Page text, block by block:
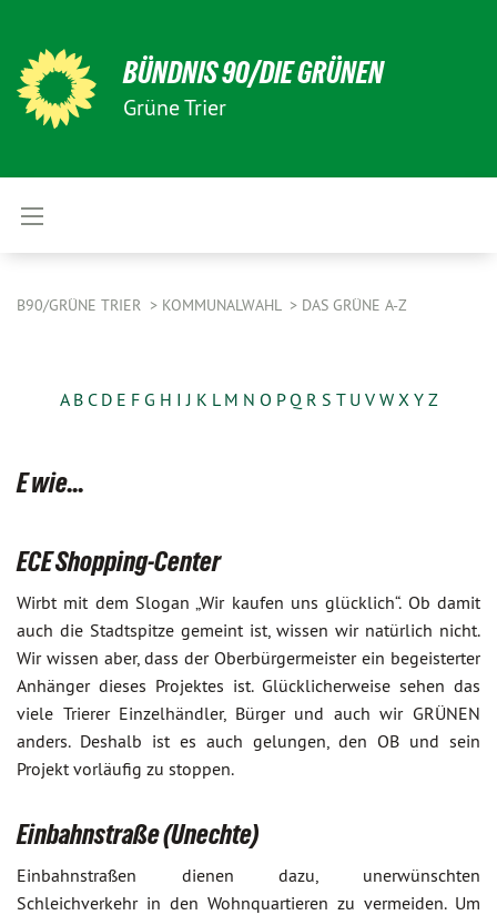
BÜNDNIS 90/DIE GRÜNEN
Grüne Trier
B90/GRÜNE TRIER KOMMUNALWAHL DAS GRÜNE A-Z
A B C D E F G H I J K L M N O P Q R S T U V W X Y Z
E wie...
ECE Shopping-Center
Wirbt mit dem Slogan „Wir kaufen uns glücklich“. Ob damit
auch die Stadtspitze gemeint ist, wissen wir natürlich nicht.
Wir wissen aber, dass der Oberbürgermeister ein begeisterter
Anhänger dieses Projektes ist. Glücklicherweise sehen das
viele Trierer Einzelhändler, Bürger und auch wir GRÜNEN
anders. Deshalb ist es auch gelungen, den OB und sein
Projekt vorläufig zu stoppen.
Einbahnstraße (Unechte)
Einbahnstraßen dienen dazu, unerwünschten
Schleichverkehr in den Wohnquartieren zu vermeiden. Um